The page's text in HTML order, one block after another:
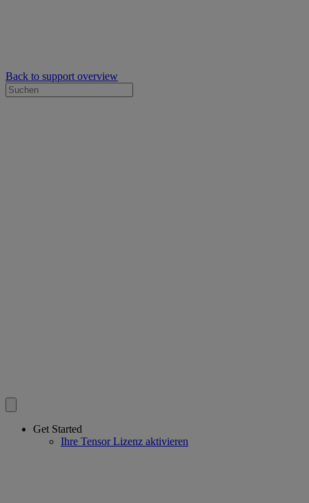
Back to support overview
Get Started
Ihre Tensor Lizenz aktivieren